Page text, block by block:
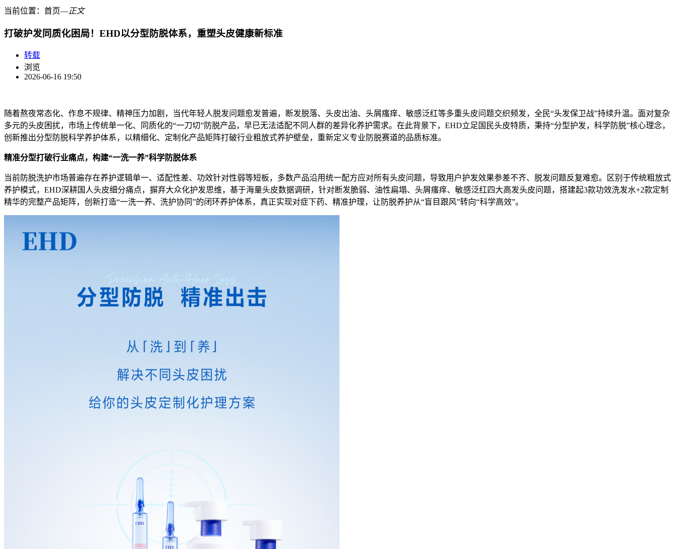
当前位置： 首页―正文
打破护发同质化困局！EHD以分型防脱体系，重塑头皮健康新标准
转载
浏览
2026-06-16 19:50
随着熬夜常态化、作息不规律、精神压力加剧，当代年轻人脱发问题愈发普遍，断发脱落、头皮出油、头屑瘙痒、敏感泛红等多重头皮问题交织频发，全民“头发保卫战”持续升温。面对复杂
多元的头皮困扰，市场上传统单一化、同质化的“一刀切”防脱产品，早已无法适配不同人群的差异化养护需求。在此背景下，EHD立足国民头皮特质，秉持“分型护发，科学防脱”核心理念，
创新推出分型防脱科学养护体系，以精细化、定制化产品矩阵打破行业粗放式养护壁垒，重新定义专业防脱赛道的品质标准。
精准分型打破行业痛点，构建“一洗一养”科学防脱体系
当前防脱洗护市场普遍存在养护逻辑单一、适配性差、功效针对性弱等短板，多数产品沿用统一配方应对所有头皮问题，导致用户护发效果参差不齐、脱发问题反复难愈。区别于传统粗放式
养护模式，EHD深耕国人头皮细分痛点，摒弃大众化护发思维，基于海量头皮数据调研，针对断发脆弱、油性扁塌、头屑瘙痒、敏感泛红四大高发头皮问题，搭建起3款功效洗发水+2款定制
精华的完整产品矩阵，创新打造“一洗一养、洗护协同”的闭环养护体系，真正实现对症下药、精准护理，让防脱养护从“盲目跟风”转向“科学高效”。